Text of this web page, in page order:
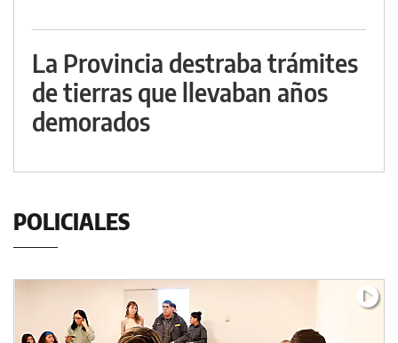
La Provincia destraba trámites
de tierras que llevaban años
demorados
POLICIALES